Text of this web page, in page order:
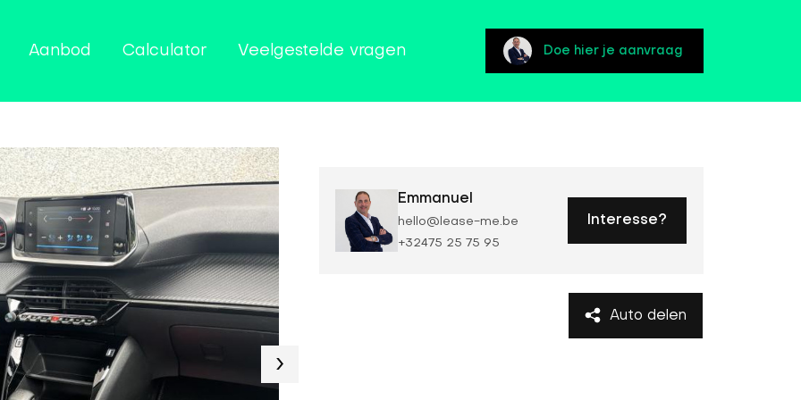
Aanbod Calculator Veelgestelde vragen Doe hier je aanvraag
Emmanuel
hello@lease-me.be
+32475 25 75 95
Interesse?
Auto delen